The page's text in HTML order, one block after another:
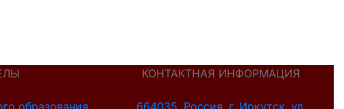
образования
КОНТАКТНАЯ ИНФОРМАЦИЯ
664035, Россия, г. Иркутск, ул.